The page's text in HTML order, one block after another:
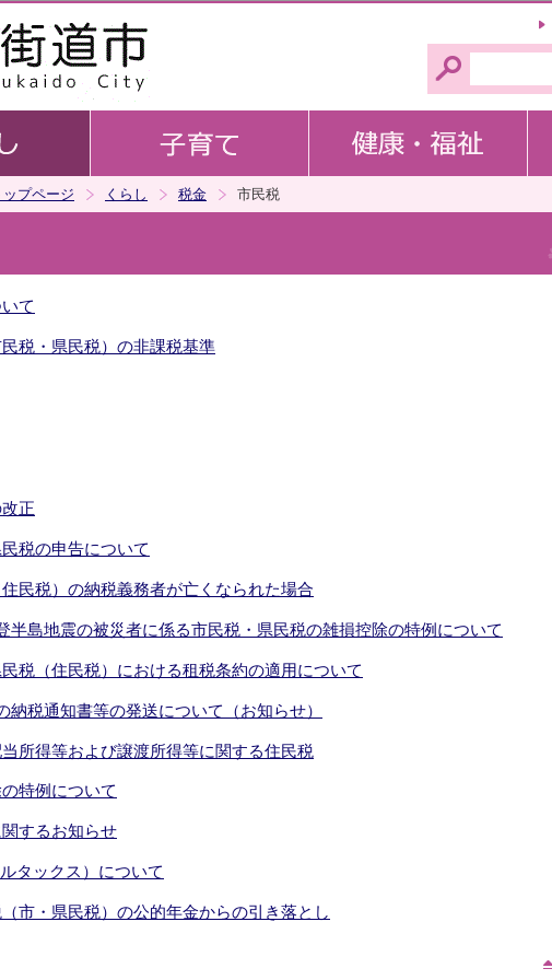
ップページ くらし 税金 市民税
て
税・県民税）の非課税基準
正
税の申告について
民税）の納税義務者が亡くなられた場合
半島地震の被災者に係る市民税・県民税の雑損控除の特例について
税（住民税）における租税条約の適用について
納税通知書等の発送について（お知らせ）
所得等および譲渡所得等に関する住民税
特例について
するお知らせ
タックス）について
市・県民税）の公的年金からの引き落とし